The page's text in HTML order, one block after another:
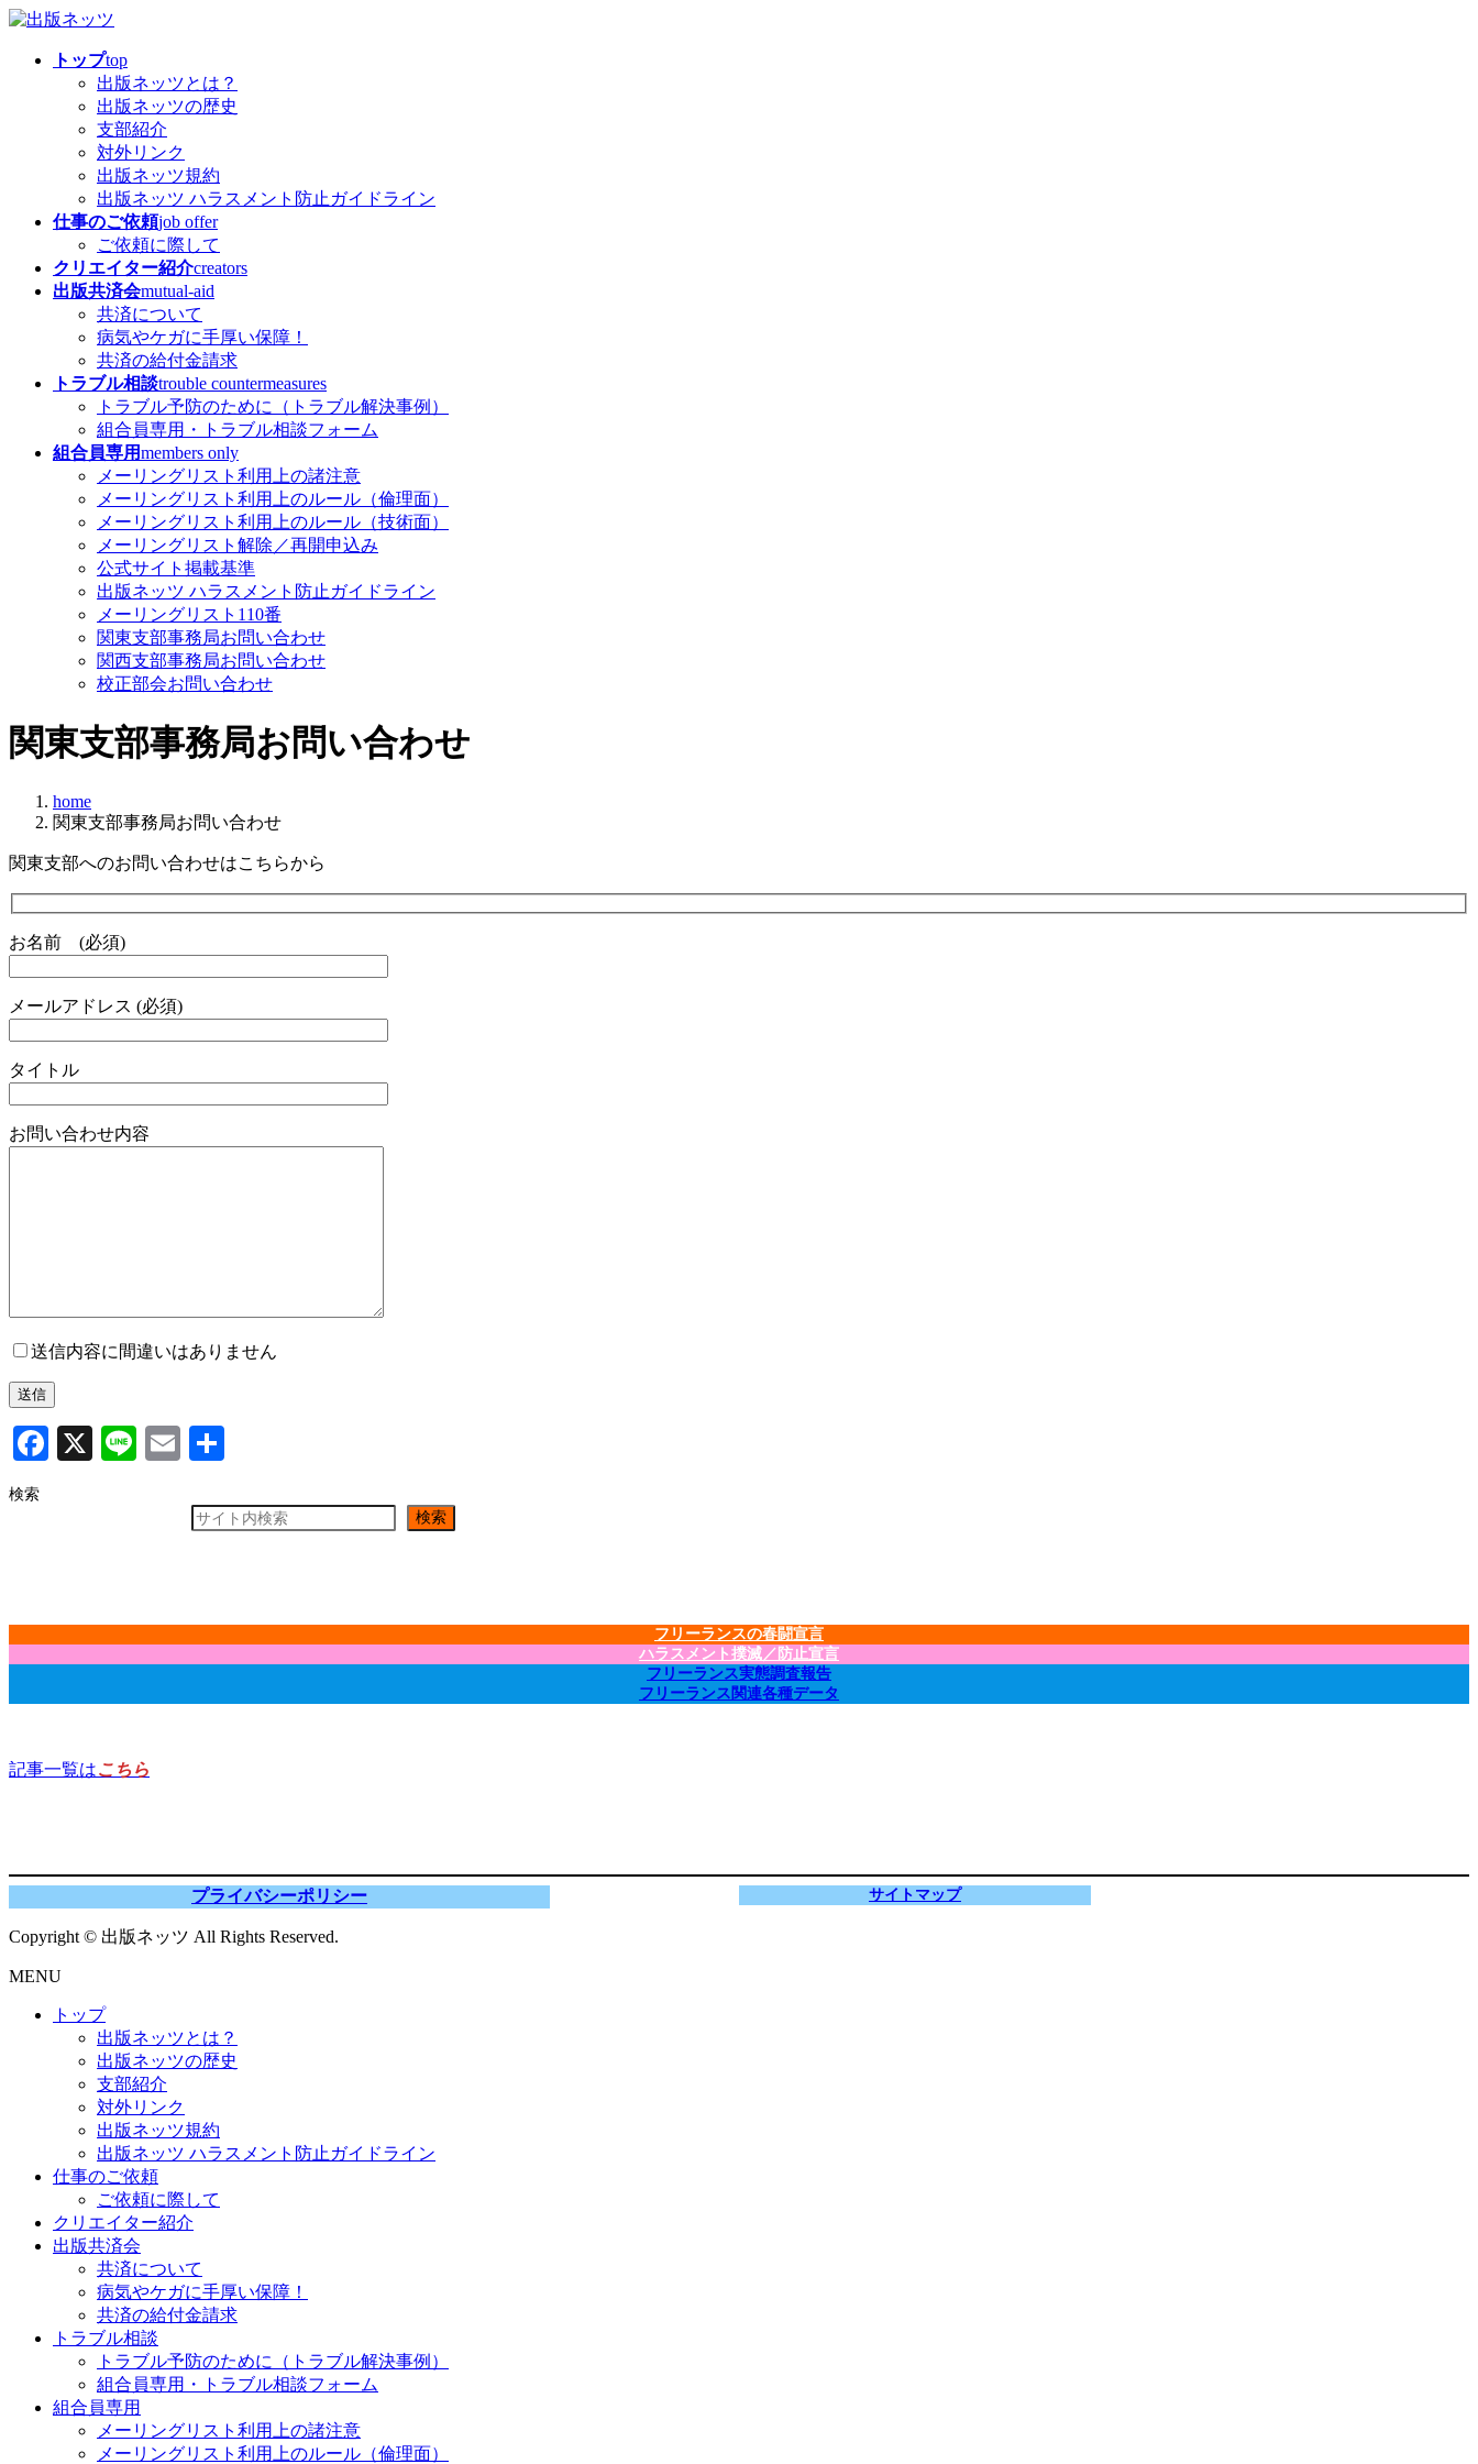
コ
ナ
トップtop
出版ネッツとは？
出版ネッツの歴史
支部紹介
対外リンク
出版ネッツ規約
出版ネッツ ハラスメント防止ガイドライン
仕事のご依頼job offer
ご依頼に際して
クリエイター紹介creators
出版共済会mutual-aid
共済について
病気やケガに手厚い保障！
共済の給付金請求
トラブル相談trouble countermeasures
トラブル予防のために（トラブル解決事例）
組合員専用・トラブル相談フォーム
組合員専用members only
メーリングリスト利用上の諸注意
メーリングリスト利用上のルール（倫理面）
メーリングリスト利用上のルール（技術面）
メーリングリスト解除／再開申込み
公式サイト掲載基準
出版ネッツ ハラスメント防止ガイドライン
メーリングリスト110番
関東支部事務局お問い合わせ
関西支部事務局お問い合わせ
校正部会お問い合わせ
関東支部事務局お問い合わせ
home
関東支部事務局お問い合わせ
関東支部へのお問い合わせはこちらから
お名前 (必須)
メールアドレス (必須)
タイトル
お問い合わせ内容
送信内容に間違いはありません
Facebook
X LineEmail
検索
検索
フリーランスの春闘宣言
ハラスメント撲滅／防止宣言
フリーランス実態調査報告
フリーランス関連各種データ
記事一覧はこちら
プライバシーポリシー サイトマップ
Copyright © 出版ネッツ All Rights Reserved.
MENU
トップ
出版ネッツとは？
出版ネッツの歴史
支部紹介
対外リンク
出版ネッツ規約
出版ネッツ ハラスメント防止ガイドライン
仕事のご依頼
ご依頼に際して
クリエイター紹介
出版共済会
共済について
病気やケガに手厚い保障！
共済の給付金請求
トラブル相談
トラブル予防のために（トラブル解決事例）
組合員専用・トラブル相談フォーム
組合員専用
メーリングリスト利用上の諸注意
メーリングリスト利用上のルール（倫理面）